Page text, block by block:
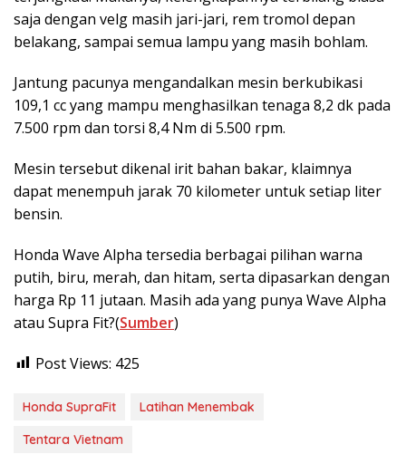
saja dengan velg masih jari-jari, rem tromol depan
belakang, sampai semua lampu yang masih bohlam.
Jantung pacunya mengandalkan mesin berkubikasi
109,1 cc yang mampu menghasilkan tenaga 8,2 dk pada
7.500 rpm dan torsi 8,4 Nm di 5.500 rpm.
Mesin tersebut dikenal irit bahan bakar, klaimnya
dapat menempuh jarak 70 kilometer untuk setiap liter
bensin.
Honda Wave Alpha tersedia berbagai pilihan warna
putih, biru, merah, dan hitam, serta dipasarkan dengan
harga Rp 11 jutaan. Masih ada yang punya Wave Alpha
atau Supra Fit?(Sumber)
Post Views: 425
Honda SupraFit
Latihan Menembak
Tentara Vietnam